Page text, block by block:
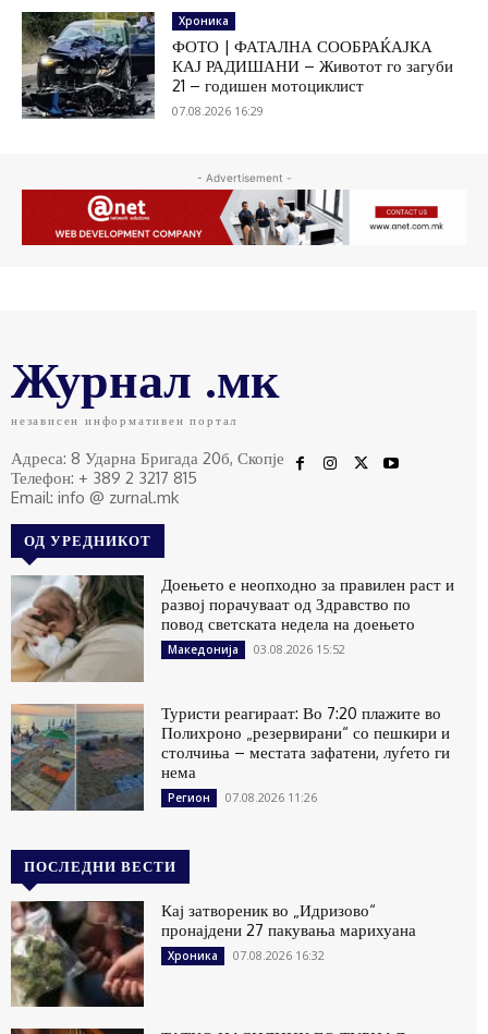
Хроника
ФОТО | ФАТАЛНА СООБРАЌАЈКА
КАЈ РАДИШАНИ – Животот го загуби
21 – годишен мотоциклист
07.08.2026 16:29
- Advertisement -
Журнал .мк
независен информативен портал
Адреса: 8 Ударна Бригада 20б, Скопје
Телефон: + 389 2 3217 815
Email: info @ zurnal.mk
ОД УРЕДНИКОТ
Доењето е неопходно за правилен раст и
развој порачуваат од Здравство по
повод светската недела на доењето
Македонија 03.08.2026 15:52
Туристи реагираат: Во 7:20 плажите во
Полихроно „резервирани“ со пешкири и
столчиња – местата зафатени, луѓето ги
нема
Регион 07.08.2026 11:26
ПОСЛЕДНИ ВЕСТИ
Кај затвореник во „Идризово“
пронајдени 27 пакувања марихуана
Хроника 07.08.2026 16:32